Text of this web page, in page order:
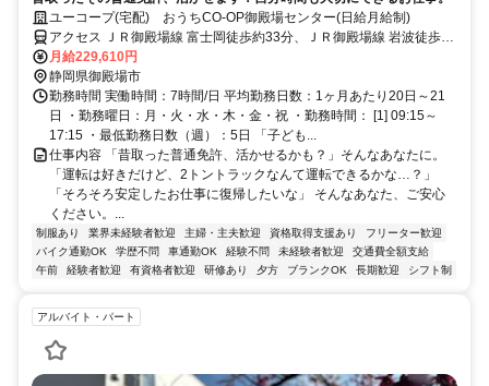
ユーコープ(宅配) おうちCO-OP御殿場センター(日給月給制)
アクセス ＪＲ御殿場線 富士岡徒歩約33分、ＪＲ御殿場線 岩波徒歩約
32分、ＪＲ御殿場線 南御殿場徒歩約65分
月給229,610円
静岡県御殿場市
勤務時間 実働時間：7時間/日 平均勤務日数：1ヶ月あたり20日～21
日 ・勤務曜日：月・火・水・木・金・祝 ・勤務時間： [1] 09:15～
17:15 ・最低勤務日数（週）：5日 「子ども...
仕事内容 「昔取った普通免許、活かせるかも？」そんなあなたに。
「運転は好きだけど、2トントラックなんて運転できるかな…？」
「そろそろ安定したお仕事に復帰したいな」 そんなあなた、ご安心
ください。...
制服あり 業界未経験者歓迎 主婦・主夫歓迎 資格取得支援あり
フリーター歓迎
バイク通勤OK
学歴不問 車通勤OK 経験不問 未経験者歓迎
交通費全額支給
午前
経験者歓迎 有資格者歓迎 研修あり 夕方 ブランクOK 長期歓迎 シフト制
アルバイト・パート